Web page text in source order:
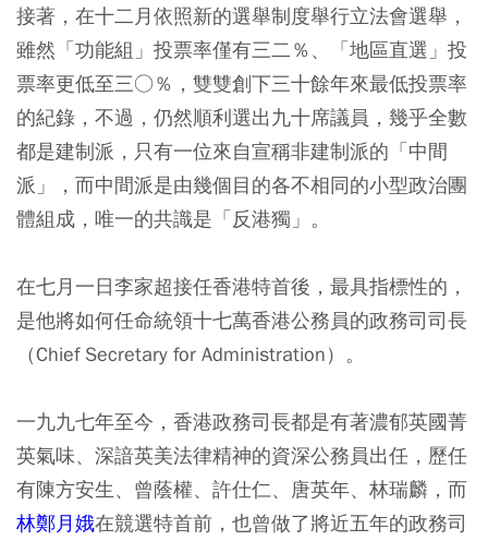
接著，在十二月依照新的選舉制度舉行立法會選舉，
雖然「功能組」投票率僅有三二％、「地區直選」投
票率更低至三○％，雙雙創下三十餘年來最低投票率
的紀錄，不過，仍然順利選出九十席議員，幾乎全數
都是建制派，只有一位來自宣稱非建制派的「中間
派」，而中間派是由幾個目的各不相同的小型政治團
體組成，唯一的共識是「反港獨」。
在七月一日李家超接任香港特首後，最具指標性的，
是他將如何任命統領十七萬香港公務員的政務司司長
（Chief Secretary for Administration）。
一九九七年至今，香港政務司長都是有著濃郁英國菁
英氣味、深諳英美法律精神的資深公務員出任，歷任
有陳方安生、曾蔭權、許仕仁、唐英年、林瑞麟，而
林鄭月娥在競選特首前，也曾做了將近五年的政務司